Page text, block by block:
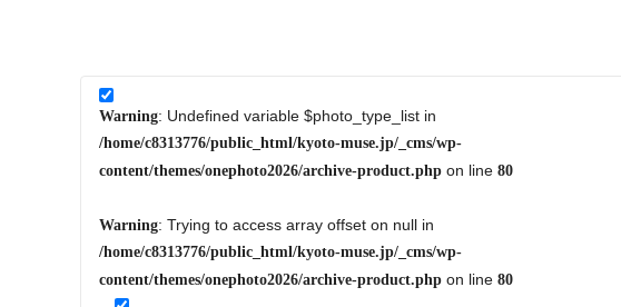
Warning: Undefined variable $photo_type_list in
/home/c8313776/public_html/kyoto-muse.jp/_cms/wp-
content/themes/onephoto2026/archive-product.php on line 80
Warning: Trying to access array offset on null in
/home/c8313776/public_html/kyoto-muse.jp/_cms/wp-
content/themes/onephoto2026/archive-product.php on line 80